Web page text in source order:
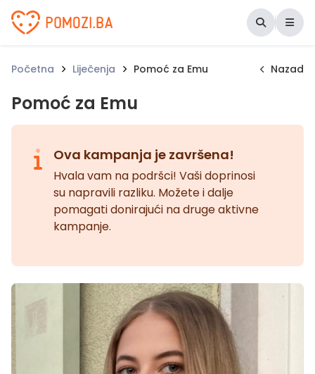
Udruženje Pomozi.ba
Početna Liječenja Pomoć za Emu Nazad
Pomoć za Emu
Ova kampanja je završena!
Hvala vam na podršci! Vaši doprinosi
su napravili razliku. Možete i dalje
pomagati donirajući na druge aktivne
kampanje.